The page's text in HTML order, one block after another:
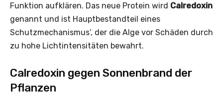
Funktion aufklären. Das neue Protein wird Calredoxin
genannt und ist Hauptbestandteil eines
Schutzmechanismus‘, der die Alge vor Schäden durch
zu hohe Lichtintensitäten bewahrt.
Calredoxin gegen Sonnenbrand der
Pflanzen